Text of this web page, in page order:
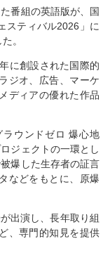
番組の英語版が、国
スティバル2026」に
。
に創設された国際的
ジオ、広告、マーケ
ディアの優れた作品
ウンドゼロ 爆心地
ジェクトの一環とし
爆した生存者の証言
などをもとに、原爆
出演し、長年取り組
、専門的知見を提供